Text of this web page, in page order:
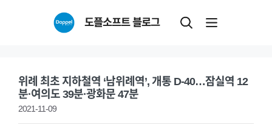
도플소프트 블로그
위례 최초 지하철역 ‘남위례역’, 개통 D-40…잠실역 12
분·여의도 39분·광화문 47분
2021-11-09